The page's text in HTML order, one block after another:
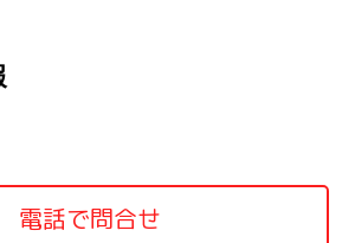
電話で問合せ